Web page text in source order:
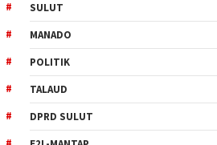
SULUT
MANADO
POLITIK
TALAUD
DPRD SULUT